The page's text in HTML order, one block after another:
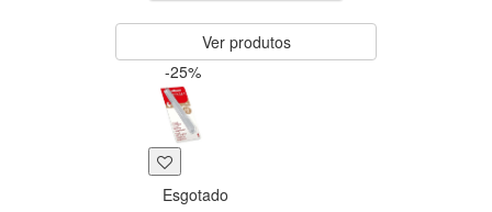
Ver produtos
-25%
Esgotado